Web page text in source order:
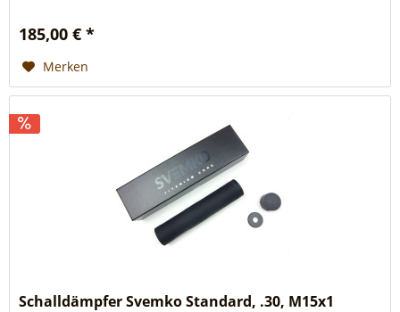
185,00 € *
Merken
Schalldämpfer Svemko Standard, .30, M15x1